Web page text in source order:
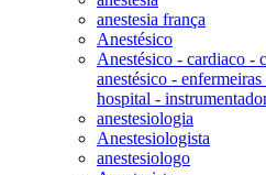
anestesia frança
Anestésico
Anestésico - cardiaco -
anestésico -
hospital -
anestesiologia
Anestesiologista
anestesiologo